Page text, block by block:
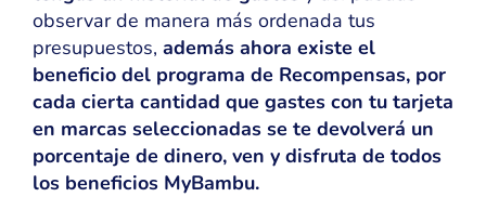
observar de manera más ordenada tus
presupuestos, además ahora existe el
beneficio del programa de Recompensas, por
cada cierta cantidad que gastes con tu tarjeta
en marcas seleccionadas se te devolverá un
porcentaje de dinero, ven y disfruta de todos
los beneficios MyBambu.